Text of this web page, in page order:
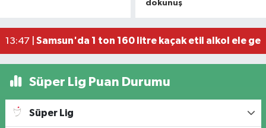
dokunuş
Atakum'da denize girenlere önemli uyarı
13:47 | Samsun'da 1 ton 160 litre kaçak etil alkol ele
Süper Lig Puan Durumu
Süper Lig